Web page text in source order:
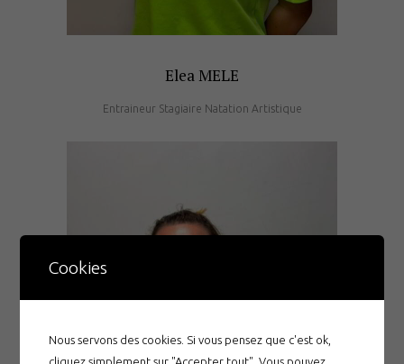
Elea MELE
Entraineur Stagiaire Natation Artistique
Cookies
Nous servons des cookies. Si vous pensez que c'est ok,
cliquez simplement sur "Accepter tout". Vous pouvez